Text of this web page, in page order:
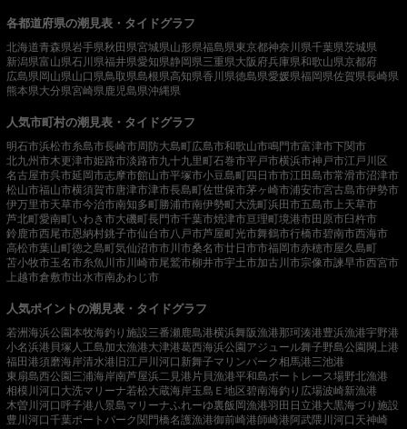
各都道府県の潮見表・タイドグラフ
北海道青森県岩手県秋田県宮城県山形県福島県東京都神奈川県千葉県茨城県
新潟県富山県石川県福井県愛知県静岡県三重県大阪府兵庫県和歌山県京都府
広島県岡山県山口県鳥取県島根県高知県香川県徳島県愛媛県福岡県佐賀県長崎県
熊本県大分県宮崎県鹿児島県沖縄県
人気市町村の潮見表・タイドグラフ
明石市浜松市糸島市長崎市周防大島町広島市和歌山市鳴門市富津市下関市
北九州市木更津市姫路市淡路市九十九里町石巻市平戸市横浜市神戸市江戸川区
名古屋市呉市延岡市志摩市館山市平塚市小豆島町四日市市江田島市常滑市沼津市
松山市福山市横須賀市唐津市津市長島町佐世保市茅ヶ崎市浦安市宮古島市伊勢市
伊万里市天草市今治市南知多町勝浦市南伊勢町大洗町浜田市五島市 上天草市
芦北町愛南町いわき市大磯町長門市千葉市焼津市亘理町境港市田原市臼杵市
鈴鹿市西尾市恩納村銚子市仙台市八戸市芦屋町光市舞鶴市行橋市碧南市西海市
高松市葉山町徳之島町気仙沼市市川市桑名市廿日市市福岡市赤穂市屋久島町
苫小牧市玉名市糸魚川市川崎市尾鷲市柳井市宇土市加古川市宗像市諫早市西宮市
上越市倉敷市出水市南あわじ市
人気ポイントの潮見表・タイドグラフ
若洲海浜公園本牧海釣り施設三番瀬鹿島港横浜舞阪漁港那珂湊港豊浜漁港宇野港
小名浜港 貝塚人工島加太漁港大津港葛西海浜公園 アジュール舞子野島公園 閖上港
福田港須磨海岸清水港 旧江戸川河口 新舞子マリンパーク相馬港三池港
東扇島西公園 三浦海岸南芦屋浜二見港 片貝漁港平和島ボートレース場野北漁港
相模川河口 大洗マリーナ若松大蔵海岸玉島Ｅ地区碧南海釣り広場波崎新漁港
木曽川河口呼子港八景島マリーナふれーゆ裏飯岡漁港羽田 日立港大黒海づり施設
豊川河口千葉ポートパーク 関門橋名護漁港御前崎港師崎港 阿武隈川河口 天神崎